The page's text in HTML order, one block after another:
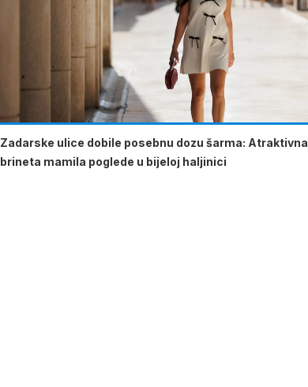
Zadarske ulice dobile posebnu dozu šarma: Atraktivna
brineta mamila poglede u bijeloj haljinici